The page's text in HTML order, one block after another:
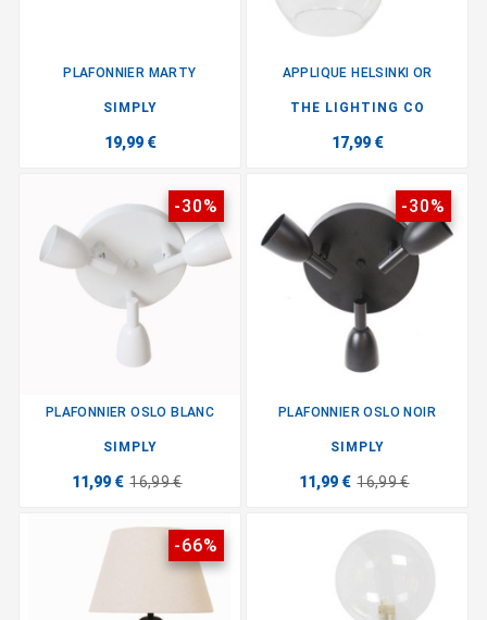
PLAFONNIER MARTY
SIMPLY
19,99 €
APPLIQUE HELSINKI OR
THE LIGHTING CO
17,99 €
-30%
PLAFONNIER OSLO BLANC
SIMPLY
11,99 € 16,99 €
-30%
PLAFONNIER OSLO NOIR
SIMPLY
11,99 € 16,99 €
-66%